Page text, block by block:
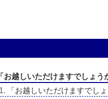
「お越しいただけますでしょ
「お越しいただけますでし